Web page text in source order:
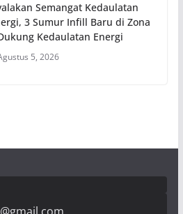
Semangat Kedaulatan
3 Sumur Infill Baru di Zona
Kedaulatan Energi
5, 2026